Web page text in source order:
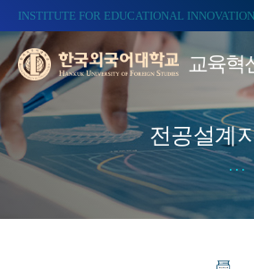
INSTITUTE FOR EDUCATIONAL INNOVATION
교육혁
전공설계